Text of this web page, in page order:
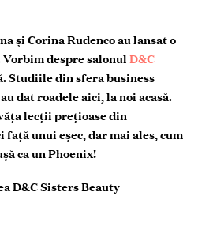
și Corina Rudenco au lansat o
despre salonul D&C
Studiile din sfera business
dat roadele aici, la noi acasă.
lecții prețioase din
unui eșec, dar mai ales, cum
ca un Phoenix!
D&C Sisters Beauty